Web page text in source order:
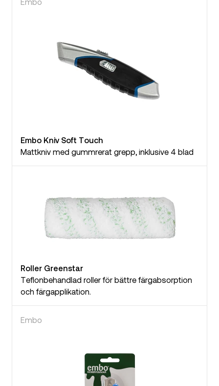
Embo Kniv Soft Touch
Mattkniv med gummrerat grepp, inklusive 4 blad
Roller Greenstar
Teflonbehandlad roller för bättre färgabsorption
och färgapplikation.
Embo